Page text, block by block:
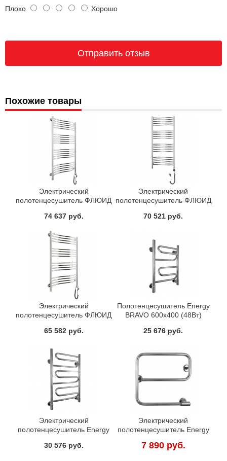
Плохо Хорошо
Похожие товары
Электрический
полотенцесушитель ФЛЮИД
Сунержа 00-0524-1260
74 637 руб.
Электрический
полотенцесушитель ФЛЮИД
Сунержа 00-0524-1250
70 521 руб.
Электрический
полотенцесушитель ФЛЮИД
Сунержа 00-0524-1060
65 582 руб.
Полотенцесушитель Energy
BRAVO 600x400 (48Вт)
25 676 руб.
Электрический
полотенцесушитель Energy
30 576 руб.
Электрический
полотенцесушитель Energy
7 890 руб.